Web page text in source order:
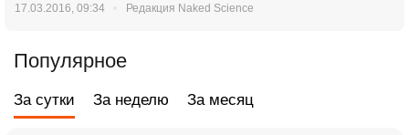
17.03.2016, 09:34 Редакция Naked Science
Популярное
За сутки За неделю За месяц